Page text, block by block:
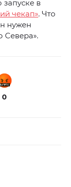
запуске в
чекап». Что
нужен
Севера».
0